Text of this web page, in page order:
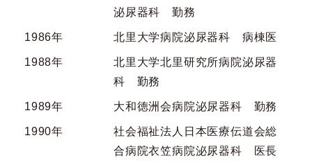
泌尿器科 勤務
1986年 北里大学病院泌尿器科 病棟医
1988年
北里大学北里研究所病院泌尿器
科 勤務
1989年 大和徳洲会病院泌尿器科 勤務
1990年
社会福祉法人日本医療伝道会総
合病院衣笠病院泌尿器科 医長